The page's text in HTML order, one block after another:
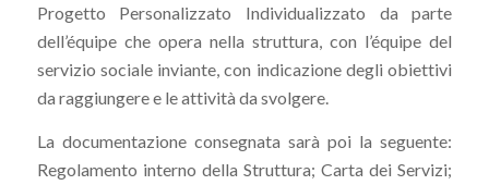
Progetto Personalizzato Individualizzato da parte
dell’équipe che opera nella struttura, con l’équipe del
servizio sociale inviante, con indicazione degli obiettivi
da raggiungere e le attività da svolgere.
La documentazione consegnata sarà poi la seguente:
Regolamento interno della Struttura; Carta dei Servizi;